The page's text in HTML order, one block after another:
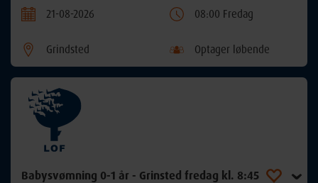
21-08-2026 08:00 Fredag
Grindsted Optager løbende
Babysvømning 0-1 år - Grinsted fredag kl. 8:45